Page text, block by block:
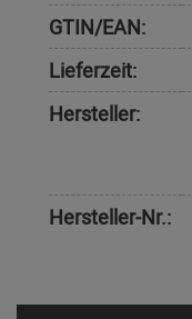
GTIN/EAN:
Lieferzeit:
Hersteller:
Hersteller-Nr.: